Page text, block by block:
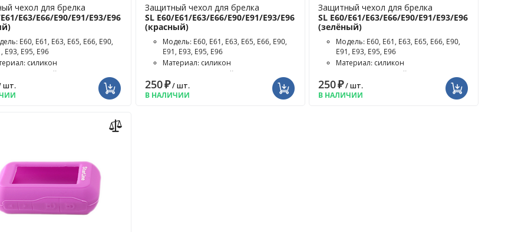
чехол для брелка
E63/E66/E90/E91/E93/E96
E60, E61, E63, E65, E66, E90,
E93, E95, E96
силикон
чехла: чёрный
шт.
Защитный чехол для брелка
SL E60/E61/E63/E66/E90/E91/E93/E96
(красный)
Модель: E60, E61, E63, E65, E66, E90,
E91, E93, E95, E96
Материал: силикон
Цвет чехла: красный
250₽/ шт.
В НАЛИЧИИ
Защитный чехол для брелка
SL E60/E61/E63/E66/E90/E91/E93/E96
(зелёный)
Модель: E60, E61, E63, E65, E66, E90,
E91, E93, E95, E96
Материал: силикон
Цвет чехла: зелёный
250₽/ шт.
В НАЛИЧИИ